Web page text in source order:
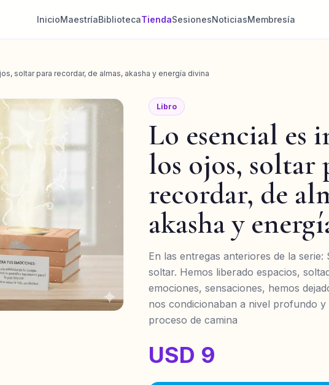
InicioMaestríaBibliotecaTiendaSesionesNoticiasMembresía
soltar para recordar, de almas, akasha y energía divina
Libro
Lo esencial es
los ojos, soltar
recordar, de
akasha y
En las entregas anteriores de la serie:
soltar. Hemos liberado espacios,
emociones, sensaciones, hemos
nos condicionaban a nivel profundo
proceso de camina
USD 9